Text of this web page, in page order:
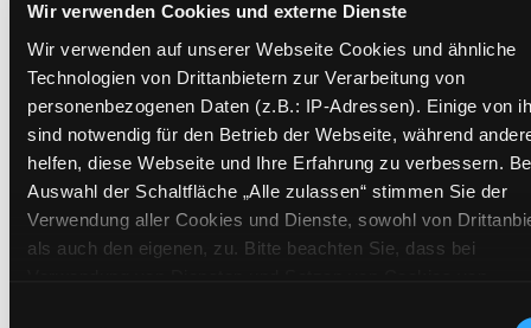
Wir verwenden Cookies und externe Dienste
Wir verwenden auf unserer Webseite Cookies und ähnliche
Technologien von Drittanbietern zur Verarbeitung von
personenbezogenen Daten (z.B.: IP-Adressen). Einige von
sind notwendig für den Betrieb der Webseite, während
helfen, diese Webseite und Ihre Erfahrung zu verbessern.
Auswahl der Schaltfläche „Alle zulassen“ stimmen Sie der
Verwendung aller Cookies und Dienste, sowohl von
als auch den eigenen, zu. Bitte beachten Sie, dass bei
Exemplare
Zweigstelle:
Bibliothek digital
Signatur:ROD
Standort 2:
Status: Zum Download
Vorbestellungen: 0